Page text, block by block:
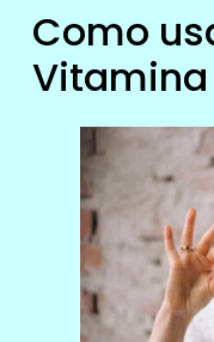
Como
Vitamina